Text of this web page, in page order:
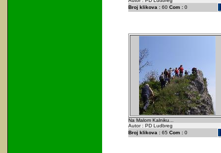
Broj klikova :60 Com :0
Na Malom Kalniku...
Autor : PD Ludbreg
Broj klikova :65 Com :0